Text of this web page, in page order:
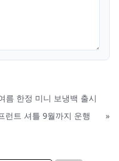
름 한정 미니 보냉백 출시
런트 셔틀 9월까지 운행
»